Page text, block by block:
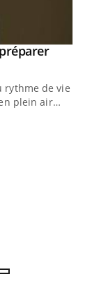
de vie !
plein air…